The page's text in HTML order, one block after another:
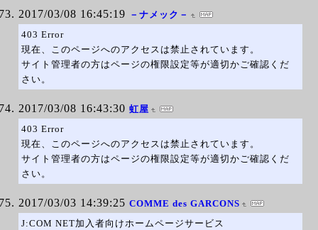
2017/03/08 16:45:19 －ナメック－
403 Error
現在、このページへのアクセスは禁止されています。
サイト管理者の方はページの権限設定等が適切かご確認くだ
さい。
2017/03/08 16:43:30 虹屋
403 Error
現在、このページへのアクセスは禁止されています。
サイト管理者の方はページの権限設定等が適切かご確認くだ
さい。
2017/03/03 14:39:25 COMME des GARCONS
J:COM NET加入者向けホームページサービス